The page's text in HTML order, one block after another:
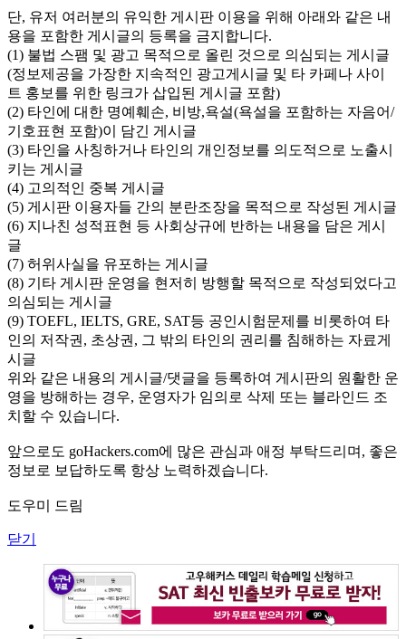
단, 유저 여러분의 유익한 게시판 이용을 위해 아래와 같은 내
용을 포함한 게시글의 등록을 금지합니다.
(1) 불법 스팸 및 광고 목적으로 올린 것으로 의심되는 게시글
(정보제공을 가장한 지속적인 광고게시글 및 타 카페나 사이
트 홍보를 위한 링크가 삽입된 게시글 포함)
(2) 타인에 대한 명예훼손, 비방,욕설(욕설을 포함하는 자음어/
기호표현 포함)이 담긴 게시글
(3) 타인을 사칭하거나 타인의 개인정보를 의도적으로 노출시
키는 게시글
(4) 고의적인 중복 게시글
(5) 게시판 이용자들 간의 분란조장을 목적으로 작성된 게시글
(6) 지나친 성적표현 등 사회상규에 반하는 내용을 담은 게시
글
(7) 허위사실을 유포하는 게시글
(8) 기타 게시판 운영을 현저히 방행할 목적으로 작성되었다고
의심되는 게시글
(9) TOEFL, IELTS, GRE, SAT등 공인시험문제를 비롯하여 타
인의 저작권, 초상권, 그 밖의 타인의 권리를 침해하는 자료게
시글
위와 같은 내용의 게시글/댓글을 등록하여 게시판의 원활한 운
영을 방해하는 경우, 운영자가 임의로 삭제 또는 블라인드 조
치할 수 있습니다.
앞으로도 goHackers.com에 많은 관심과 애정 부탁드리며, 좋은
정보로 보답하도록 항상 노력하겠습니다.
도우미 드림
닫기